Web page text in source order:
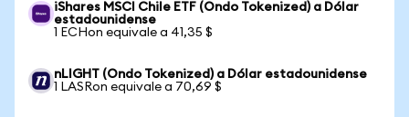
iShares MSCI Chile ETF (Ondo Tokenized) a Dólar
estadounidense
1 ECHon equivale a 41,35 $
nLIGHT (Ondo Tokenized) a Dólar estadounidense
1 LASRon equivale a 70,69 $